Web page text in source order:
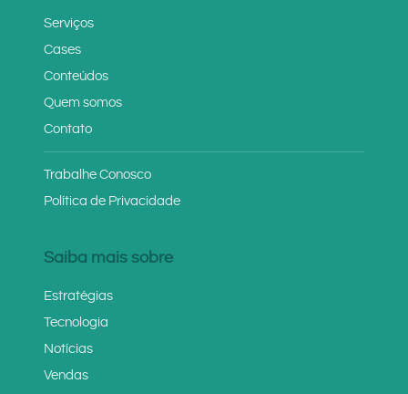
Serviços
Cases
Conteúdos
Quem somos
Contato
Trabalhe Conosco
Política de Privacidade
Saiba mais sobre
Estratégias
Tecnologia
Notícias
Vendas